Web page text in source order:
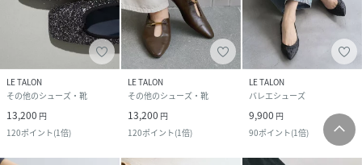
LE TALON
その他のシューズ・靴
13,200 円
120ポイント(1倍)
LE TALON
その他のシューズ・靴
13,200 円
120ポイント(1倍)
LE TALON
バレエシューズ
9,900 円
90ポイント(1倍)